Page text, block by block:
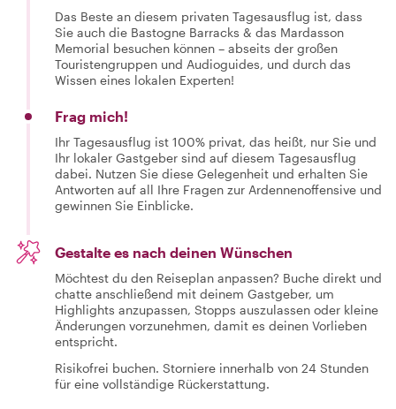
Das Beste an diesem privaten Tagesausflug ist, dass
Sie auch die Bastogne Barracks & das Mardasson
Memorial besuchen können – abseits der großen
Touristengruppen und Audioguides, und durch das
Wissen eines lokalen Experten!
Frag mich!
Ihr Tagesausflug ist 100% privat, das heißt, nur Sie und
Ihr lokaler Gastgeber sind auf diesem Tagesausflug
dabei. Nutzen Sie diese Gelegenheit und erhalten Sie
Antworten auf all Ihre Fragen zur Ardennenoffensive und
gewinnen Sie Einblicke.
Gestalte es nach deinen Wünschen
Möchtest du den Reiseplan anpassen? Buche direkt und
chatte anschließend mit deinem Gastgeber, um
Highlights anzupassen, Stopps auszulassen oder kleine
Änderungen vorzunehmen, damit es deinen Vorlieben
entspricht.
Risikofrei buchen. Storniere innerhalb von 24 Stunden
für eine vollständige Rückerstattung.